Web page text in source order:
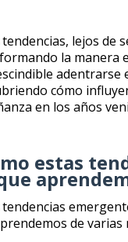
tendencias, lejos de
la manera
adentrarse
cómo
en los años
estas
tendencias
de varias